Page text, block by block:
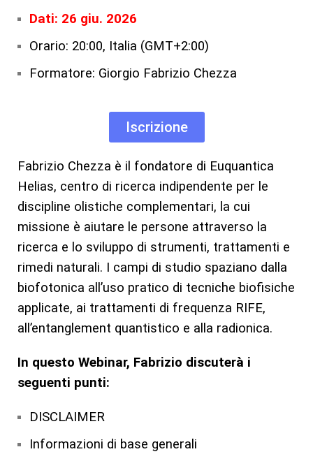
Dati: 26 giu. 2026
Orario: 20:00, Italia (GMT+2:00)
Formatore: Giorgio Fabrizio Chezza
Iscrizione
Fabrizio Chezza è il fondatore di Euquantica
Helias, centro di ricerca indipendente per le
discipline olistiche complementari, la cui
missione è aiutare le persone attraverso la
ricerca e lo sviluppo di strumenti, trattamenti e
rimedi naturali. I campi di studio spaziano dalla
biofotonica all’uso pratico di tecniche biofisiche
applicate, ai trattamenti di frequenza RIFE,
all’entanglement quantistico e alla radionica.
In questo Webinar, Fabrizio discuterà i
seguenti punti:
DISCLAIMER
Informazioni di base generali